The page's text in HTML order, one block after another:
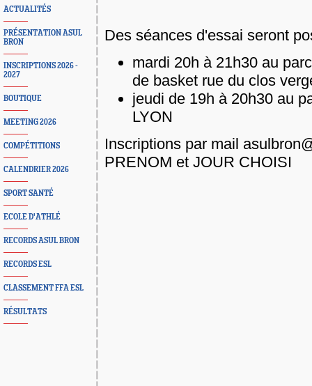
ACTUALITÉS
PRÉSENTATION ASUL
BRON
INSCRIPTIONS 2026 -
2027
BOUTIQUE
MEETING 2026
COMPÉTITIONS
CALENDRIER 2026
SPORT SANTÉ
ECOLE D'ATHLÉ
RECORDS ASUL BRON
RECORDS ESL
CLASSEMENT FFA ESL
RÉSULTATS
Des séances d'essai seront
mardi 20h à 21h30 au
de basket rue du clos
jeudi de 19h à 20h30 au
LYON
Inscriptions par mail
PRENOM et JOUR CHOISI